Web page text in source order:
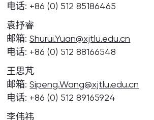
电话: +86 (0) 512 85186465
袁抒睿
邮箱:Shurui.Yuan@xjtlu.edu.cn
电话: +86 (0) 512 88166548
王思芃
邮箱:Sipeng.Wang@xjtlu.edu.cn
电话: +86 (0) 512 89165924
李伟祎